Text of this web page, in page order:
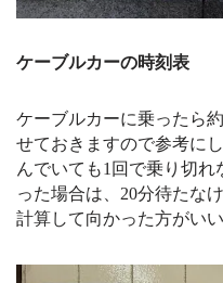
ケーブルカーの時刻表
ケーブルカーに乗ったら
せておきますので参考に
んでいても1回で乗り切
った場合は、20分待たな
計算して向かった方がい